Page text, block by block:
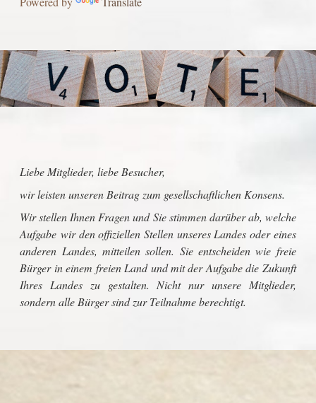
Liebe Mitglieder, liebe Besucher,
wir leisten unseren Beitrag zum gesellschaftlichen Konsens.
Wir stellen Ihnen Fragen und Sie stimmen darüber ab, welche
Aufgabe wir den offiziellen Stellen unseres Landes oder eines
anderen Landes, mitteilen sollen. Sie entscheiden wie freie
Bürger in einem freien Land und mit der Aufgabe die Zukunft
Ihres Landes zu gestalten. Nicht nur unsere Mitglieder,
sondern alle Bürger sind zur Teilnahme berechtigt.